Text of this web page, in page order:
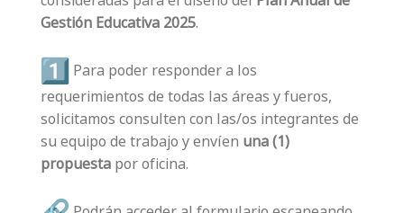
Gestión Educativa 2025.
Para poder responder a los
requerimientos de todas las áreas y fueros,
solicitamos consulten con las/os integrantes de
su equipo de trabajo y envíen una (1)
propuestapor oficina.